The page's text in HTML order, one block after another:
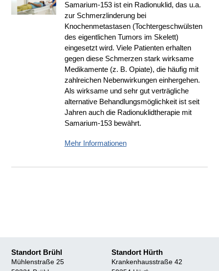
Samarium-153 ist ein Radionuklid, das u.a.
zur Schmerzlinderung bei
Knochenmetastasen (Tochtergeschwülsten
des eigentlichen Tumors im Skelett)
eingesetzt wird. Viele Patienten erhalten
gegen diese Schmerzen stark wirksame
Medikamente (z. B. Opiate), die häufig mit
zahlreichen Nebenwirkungen einhergehen.
Als wirksame und sehr gut verträgliche
alternative Behandlungsmöglichkeit ist seit
Jahren auch die Radionuklidtherapie mit
Samarium-153 bewährt.
Mehr Informationen
Standort Brühl
Mühlenstraße 25
Standort Hürth
Krankenhausstraße 42